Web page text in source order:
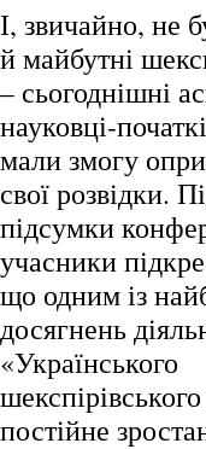
І, звичайно, не
й майбутні
– сьогоднішні
науковці-
мали змогу
свої розвідки.
підсумки
учасники
що одним із
досягнень
«Українського
постійне